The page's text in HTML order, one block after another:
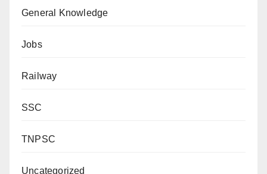
General Knowledge
Jobs
Railway
SSC
TNPSC
Uncategorized